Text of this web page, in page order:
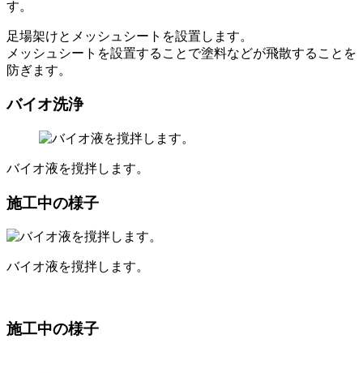
足場架けとメッシュシートを設置します。
メッシュシートを設置することで塗料などが飛散することを
防ぎます。
バイオ洗浄
バイオ液を撹拌します。
施工中の様子
バイオ液を撹拌します。
施工中の様子